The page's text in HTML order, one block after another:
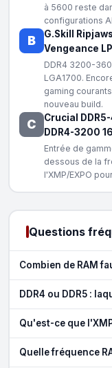
à 5600 reste
configurations
B G.Skill
Vengeance
DDR4 3200-
LGA1700.
gaming
nouveau build.
C Crucial
DDR4-3200
Entrée de
dessous de la
l'XMP/EXPO
Questions
Combien de RAM
DDR4 ou DDR5 :
Qu'est-ce que
Quelle fréquence